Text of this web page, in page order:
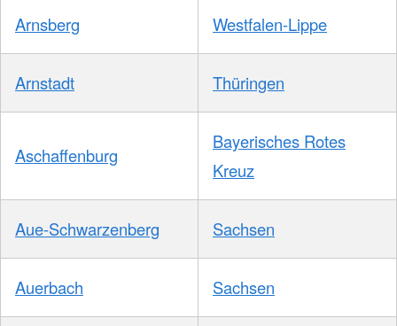
Arnsberg Westfalen-Lippe
Arnstadt Thüringen
Aschaffenburg
Bayerisches Rotes
Kreuz
Aue-Schwarzenberg Sachsen
Auerbach Sachsen